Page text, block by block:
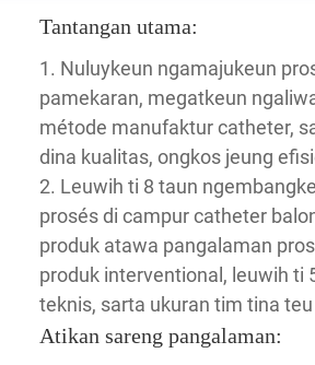
Tantangan utama:
1. Nuluykeun ngamajukeun
pamekaran, megatkeun
métode manufaktur catheter,
dina kualitas, ongkos jeung
2. Leuwih ti 8 taun
prosés di campur catheter
produk atawa pangalaman
produk interventional, leuwih ti
teknis, sarta ukuran tim tina
Atikan sareng pangalaman: